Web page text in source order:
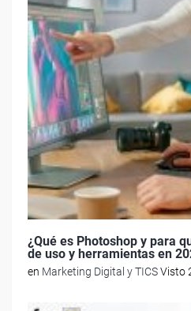
¿Qué es Photoshop y para
de uso y herramientas en
en Marketing Digital y TICSVisto